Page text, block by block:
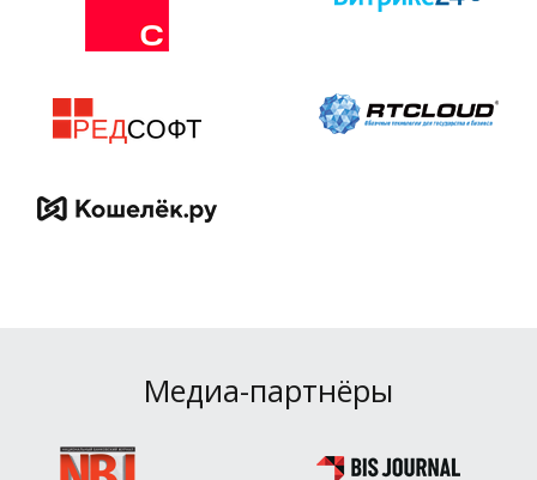
Медиа-партнёры